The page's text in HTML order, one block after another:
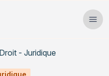
Droit - Juridique